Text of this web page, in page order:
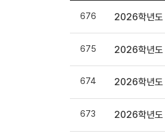
676 2026학년도
675 2026학년도
674 2026학년도
673 2026학년도